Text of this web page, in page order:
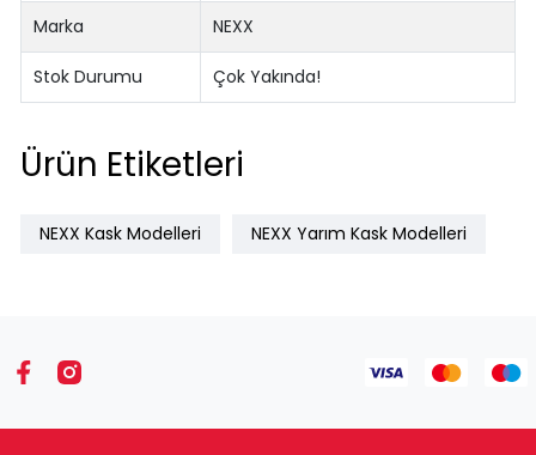
Marka NEXX
Stok Durumu Çok Yakında!
Ürün Etiketleri
NEXX Kask Modelleri NEXX Yarım Kask Modelleri